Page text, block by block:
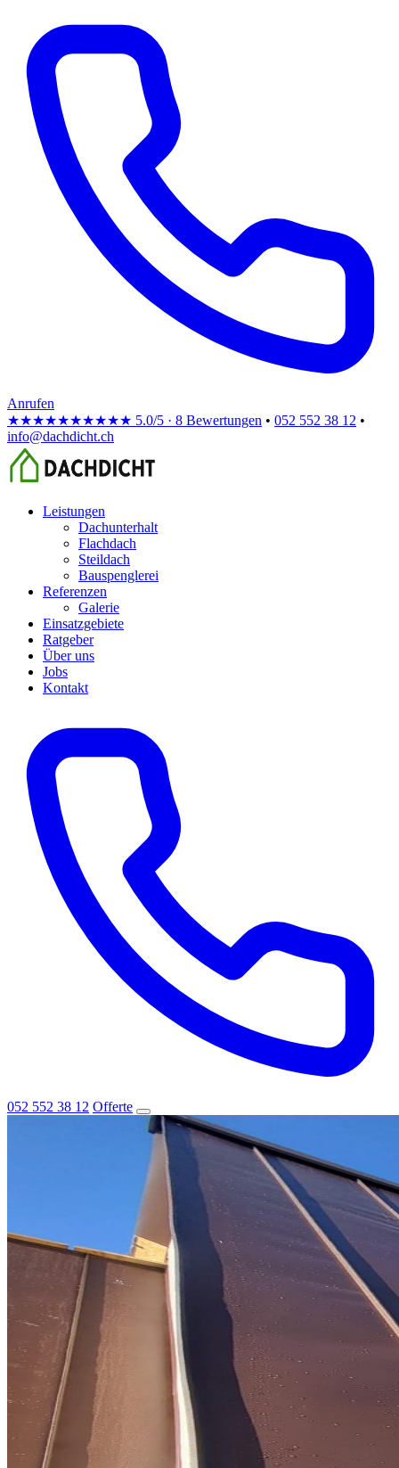
Anrufen
★★★★★★★★★★ 5.0/5 · 8 Bewertungen • 052 552 38 12 •
info@dachdicht.ch
Leistungen
Dachunterhalt
Flachdach
Steildach
Bauspenglerei
Referenzen
Galerie
Einsatzgebiete
Ratgeber
Über uns
Jobs
Kontakt
052 552 38 12 Offerte